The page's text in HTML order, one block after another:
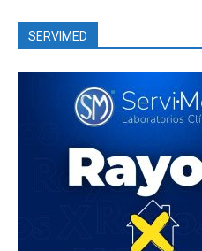
SERVIMED